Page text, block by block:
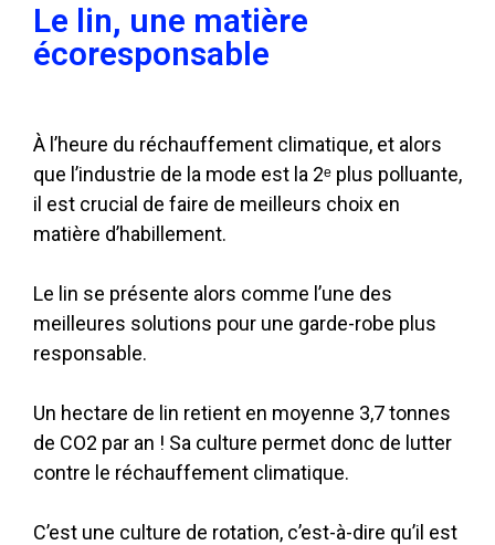
Le lin, une matière
écoresponsable
À l’heure du réchauffement climatique, et alors
que l’industrie de la mode est la 2ᵉ plus polluante,
il est crucial de faire de meilleurs choix en
matière d’habillement.
Le lin se présente alors comme l’une des
meilleures solutions pour une garde-robe plus
responsable.
Un hectare de lin retient en moyenne 3,7 tonnes
de CO2 par an ! Sa culture permet donc de lutter
contre le réchauffement climatique.
C’est une culture de rotation, c’est-à-dire qu’il est